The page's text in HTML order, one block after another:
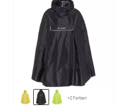
+2 Farben